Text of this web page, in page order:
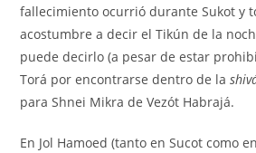
fallecimiento ocurrió durante Sukot y
acostumbre a decir el Tikún de la
puede decirlo (a pesar de estar
Torá por encontrarse dentro de la
para Shnei Mikra de Vezót Habrajá.
En Jol Hamoed (tanto en Sucot como